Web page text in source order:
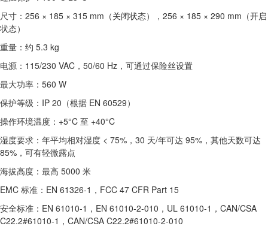
尺寸：256 × 185 × 315 mm（关闭状态），256 × 185 × 290 mm（开启
状态）
重量：约 5.3 kg
电源：115/230 VAC，50/60 Hz，可通过保险丝设置
最大功率：560 W
保护等级：IP 20（根据 EN 60529）
操作环境温度：+5°C 至 +40°C
湿度要求：年平均相对湿度 < 75%，30 天/年可达 95%，其他天数可达
85%，可有轻微露点
海拔高度：最高 5000 米
EMC 标准：EN 61326-1，FCC 47 CFR Part 15
安全标准：EN 61010-1，EN 61010-2-010，UL 61010-1，CAN/CSA
C22.2#61010-1，CAN/CSA C22.2#61010-2-010